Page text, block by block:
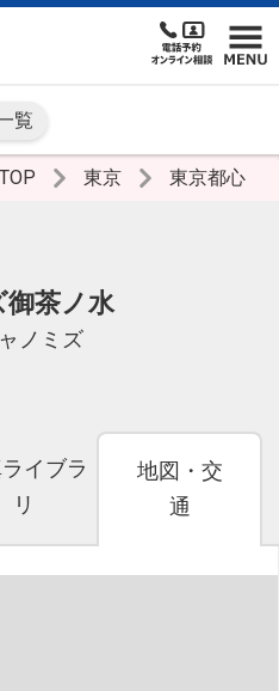
覧
東京 東京都心
茶ノ水
ノミズ
イブラ
リ
地図・交
通